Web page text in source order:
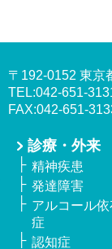
〒192-0152 東京
TEL:042-651-
FAX:042-651-
診療・外来
精神疾患
発達障害
アルコール依
症
認知症